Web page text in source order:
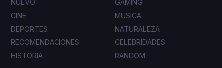
NUEVO
GAMING
CINE
MUSICA
DEPORTES
NATURALEZA
RECOMENDACIONES
CELEBRIDADES
HISTORIA
RANDOM